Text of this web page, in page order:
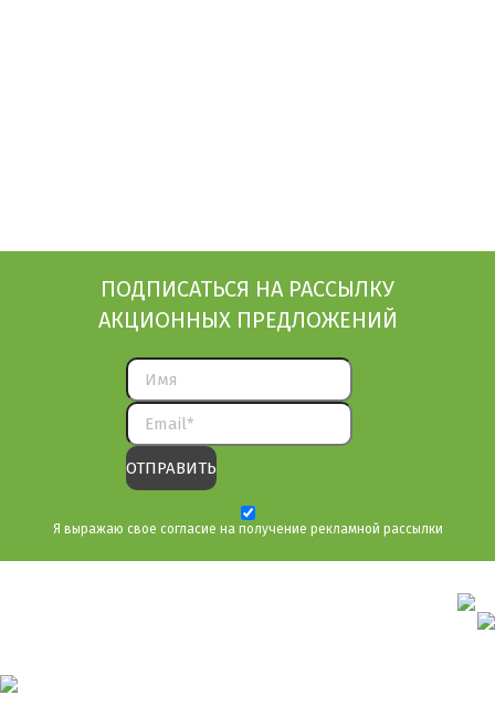
ПОДПИСАТЬСЯ НА РАССЫЛКУ
АКЦИОННЫХ ПРЕДЛОЖЕНИЙ
Я выражаю свое согласие на получение рекламной рассылки